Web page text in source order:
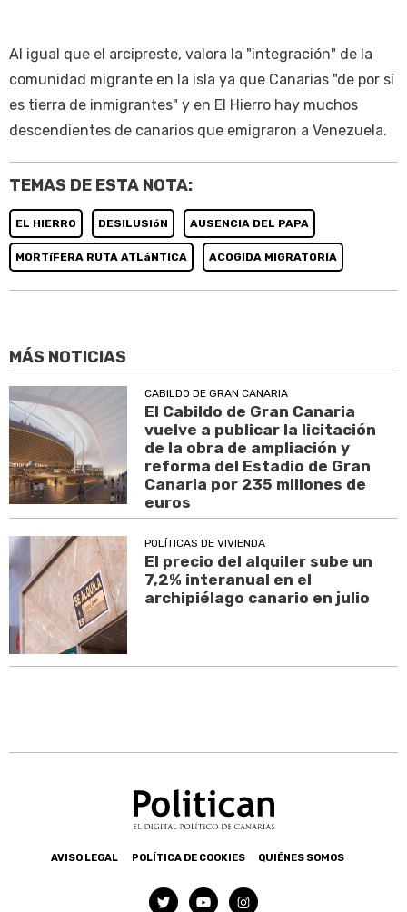
Al igual que el arcipreste, valora la "integración" de la
comunidad migrante en la isla ya que Canarias "de por sí
es tierra de inmigrantes" y en El Hierro hay muchos
descendientes de canarios que emigraron a Venezuela.
TEMAS DE ESTA NOTA:
EL HIERRO DESILUSIóN AUSENCIA DEL PAPA
MORTíFERA RUTA ATLáNTICA ACOGIDA MIGRATORIA
MÁS NOTICIAS
CABILDO DE GRAN CANARIA
El Cabildo de Gran Canaria
vuelve a publicar la licitación
de la obra de ampliación y
reforma del Estadio de Gran
Canaria por 235 millones de
euros
POLÍTICAS DE VIVIENDA
El precio del alquiler sube un
7,2% interanual en el
archipiélago canario en julio
AVISO LEGAL POLÍTICA DE COOKIES QUIÉNES SOMOS